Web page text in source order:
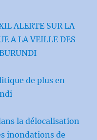
ALERTE SUR LA
A LA VEILLE DES
de plus en
la délocalisation
inondations de